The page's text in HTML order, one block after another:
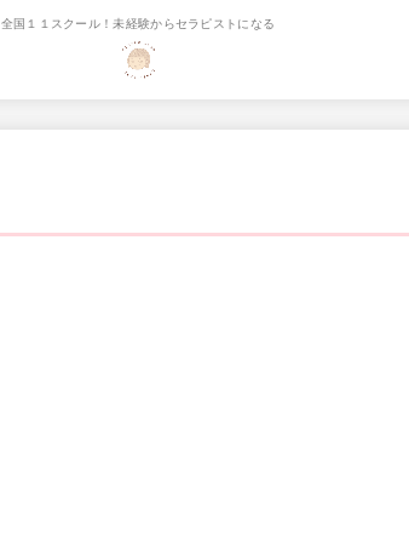
全国１１スクール！未経験からセラピストになる